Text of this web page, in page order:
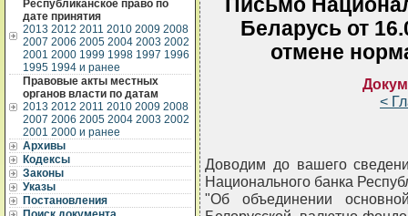
Республиканское право по
дате принятия
2013 2012 2011 2010 2009 2008
2007 2006 2005 2004 2003 2002
2001 2000 1999 1998 1997 1996
1995 1994 и ранее
Правовые акты местных
органов власти по датам
2013 2012 2011 2010 2009 2008
2007 2006 2005 2004 2003 2002
2001 2000 и ранее
Архивы
Кодексы
Законы
Указы
Постановления
Письмо
Беларусь от
отмене
<
Доводим до вашего
Национального банка
"Об объединении